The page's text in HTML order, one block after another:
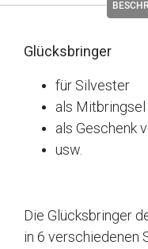
Glücksbringer
für Silvester
als Mitbringsel
als Geschenk
usw.
Die Glücksbringer
in 6 verschiedenen